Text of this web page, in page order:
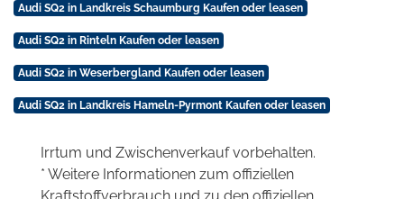
Audi SQ2 in Landkreis Schaumburg Kaufen oder leasen
Audi SQ2 in Rinteln Kaufen oder leasen
Audi SQ2 in Weserbergland Kaufen oder leasen
Audi SQ2 in Landkreis Hameln-Pyrmont Kaufen oder leasen
Irrtum und Zwischenverkauf vorbehalten.
* Weitere Informationen zum offiziellen
Kraftstoffverbrauch und zu den offiziellen